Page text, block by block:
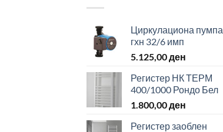
Циркулациона пумпа
гхн 32/6 имп
5.125,00 ден
Регистер НК ТЕРМ
400/1000 Рондо Бел
1.800,00 ден
Регистер заоблен